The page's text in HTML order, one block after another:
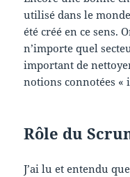
utilisé dans le
été créé en ce sens.
n’importe quel
important de
notions connotées «
Rôle du
J’ai lu et entendu